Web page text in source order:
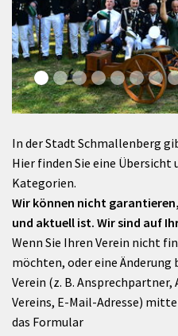
In der Stadt Schmallenberg
Hier finden Sie eine
Kategorien.
Wir können nicht
und aktuell ist. Wir sind auf
Wenn Sie Ihren Verein nicht
möchten, oder eine
Verein (z. B. Ansprechpartner,
Vereins, E-Mail-Adresse)
das Formular